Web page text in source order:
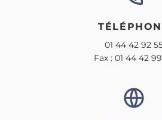
01 44 42 92
Fax : 01 44 42